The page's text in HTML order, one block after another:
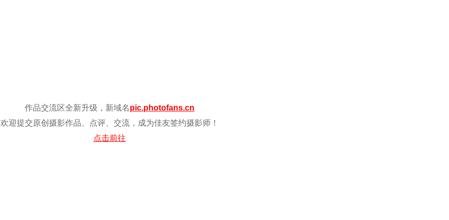
作品交流区全新升级，新域名pic.photofans.cn
欢迎提交原创摄影作品、点评、交流，成为佳友签约摄影师！
点击前往